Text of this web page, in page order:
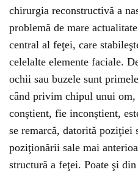
chirurgia reconstructivă a
problemă de mare
central al feţei, care
celelalte elemente faciale.
ochii sau buzele sunt
când privim chipul unui om,
conştient, fie inconştient,
se remarcă, datorită poziţiei
poziţionării sale mai
structură a feţei. Poate şi din